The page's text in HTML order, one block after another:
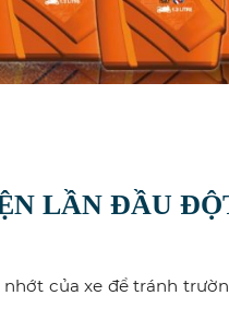
LẦN ĐẦU
của xe để tránh